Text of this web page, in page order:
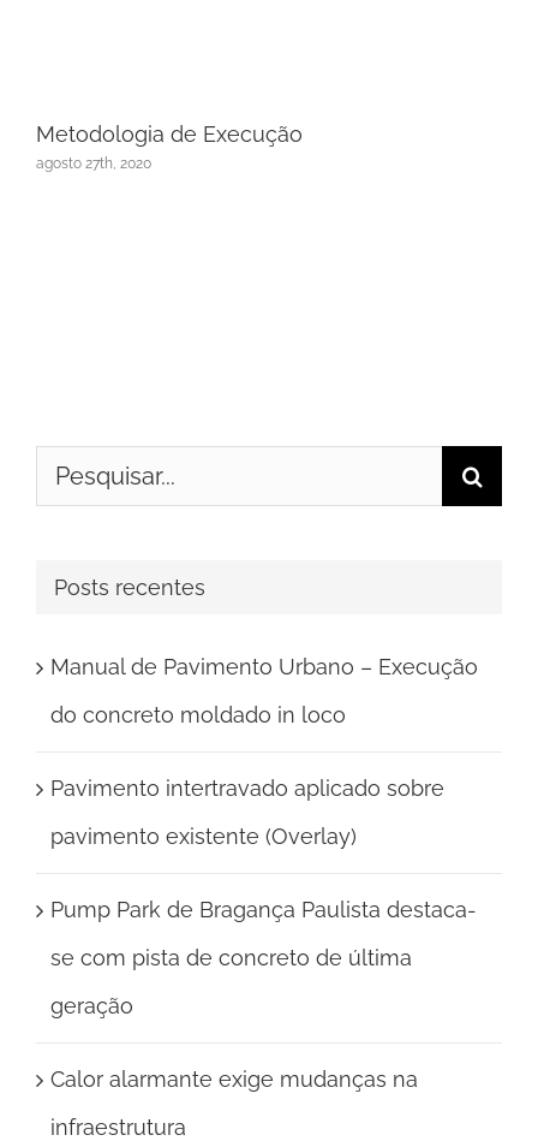
Metodologia de Execução
agosto 27th, 2020
Buscar
Posts recentes
Manual de Pavimento Urbano – Execução
do concreto moldado in loco
Pavimento intertravado aplicado sobre
pavimento existente (Overlay)
Pump Park de Bragança Paulista destaca-
se com pista de concreto de última
geração
Calor alarmante exige mudanças na
infraestrutura